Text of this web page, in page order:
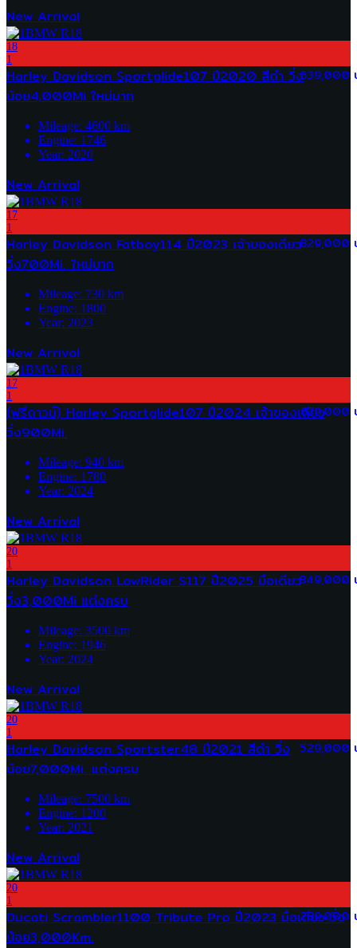
New Arrival
18
1
639,000
Harley Davidson Sportglide107 ปี2020 สีดำ วิ่ง
น้อย4,000Mi ใหม่มาก
Mileage: 4600 km
Engine: 1746
Year: 2020
New Arrival
17
1
829,000
Harley Davidson Fatboy114 ปี2023 เจ้าของเดียว
วิ่ง700Mi. ใหม่มาก
Mileage: 730 km
Engine: 1800
Year: 2023
New Arrival
17
1
679,000
(ฟรีดาวน์) Harley Sportglide107 ปี2024 เจ้าของเดียว
วิ่ง900Mi.
Mileage: 940 km
Engine: 1780
Year: 2024
New Arrival
20
1
849,000
Harley Davidson LowRider S117 ปี2025 มือเดียว
วิ่ง3,000Mi แต่งครบ
Mileage: 3500 km
Engine: 1946
Year: 2024
New Arrival
20
1
529,000
Harley Davidson Sportster48 ปี2021 สีดำ วิ่ง
น้อย7,000Mi. แต่งครบ
Mileage: 7500 km
Engine: 1200
Year: 2021
New Arrival
20
1
289,000
Ducati Scrambler1100 Tribute Pro ปี2023 มือเดียว วิ่ง
น้อย3,000Km.